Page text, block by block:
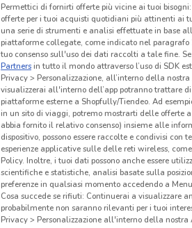
Permettici di fornirti offerte più vicine ai tuoi
offerte per i tuoi acquisti quotidiani più attinenti ai
una serie di strumenti e analisi effettuate in base
piattaforme collegate, come indicato nel paragrafo
tuo consenso sull'uso dei dati raccolti a tale fine.
Partnersin tutto il mondo attraverso l’uso di SDK
Privacy > Personalizzazione, all’interno della
visualizzerai all'interno dell’app potranno trattare
piattaforme esterne a Shopfully/Tiendeo. Ad
in un sito di viaggi, potremo mostrarti delle offerte
abbia fornito il relativo consenso) insieme alle
dispositivo, possono essere raccolte e condivisi
esperienze applicative sulle delle reti wireless,
Policy. Inoltre, i tuoi dati possono anche essere
scientifiche e statistiche, analisi basate sulla
preferenze in qualsiasi momento accedendo a
Cosa succede se rifiuti: Continuerai a visualizzare
probabilmente non saranno rilevanti per i tuoi
Privacy > Personalizzazione all'interno della nostra